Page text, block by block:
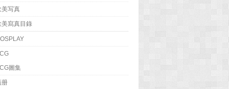
美写真
美寫真目錄
圖集
册